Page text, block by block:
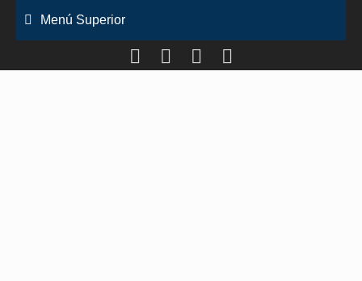
Menú Superior